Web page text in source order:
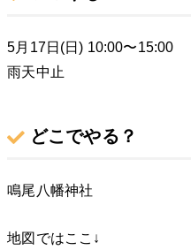
5月17日(日) 10:00〜15:00
雨天中止
どこでやる？
鳴尾八幡神社
地図ではここ↓